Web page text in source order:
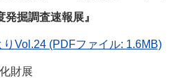
発掘調査速報展』
りVol.24 (PDFファイル: 1.6MB)
財展